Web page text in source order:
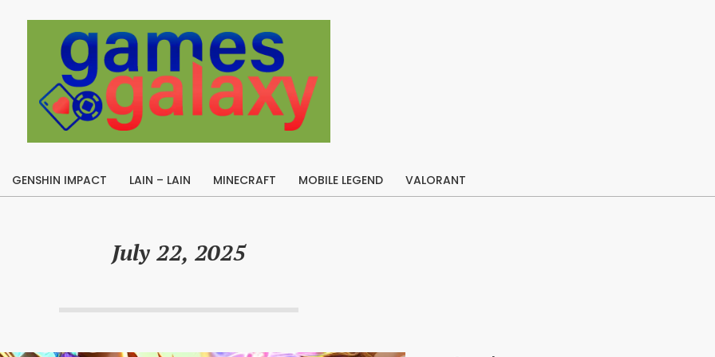
B
i
Primary
GENSHIN IMPACT LAIN – LAIN MINECRAFT MOBILE LEGEND VALORANT
July 22, 2025